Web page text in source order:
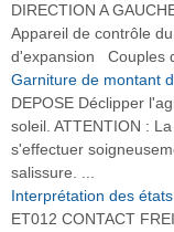
DIRECTION A
Appareil de contrôle
d'expansion Couples
Garniture de montant
DEPOSE Déclipper
soleil. ATTENTION :
s'effectuer
salissure. ...
Interprétation des états
ET012 CONTACT